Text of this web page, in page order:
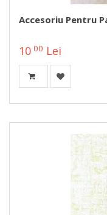
Accesoriu Pentru
10 00 Lei